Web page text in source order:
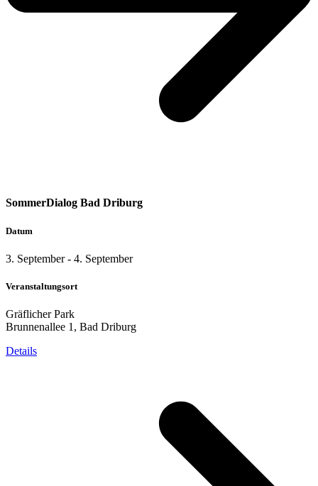
SommerDialog Bad Driburg
Datum
3. September- 4. September
Veranstaltungsort
Gräflicher Park
Brunnenallee 1, Bad Driburg
Details